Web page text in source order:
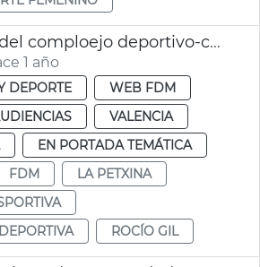
Renovación del comploejo deportivo-cultural La Petxina
1 año
DEPORTE
WEB FDM
VALENCIA
EN PORTADA TEMÁTICA
FDM
LA PETXINA
ROCÍO GIL